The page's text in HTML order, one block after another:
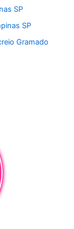
SP
SP
Gramado